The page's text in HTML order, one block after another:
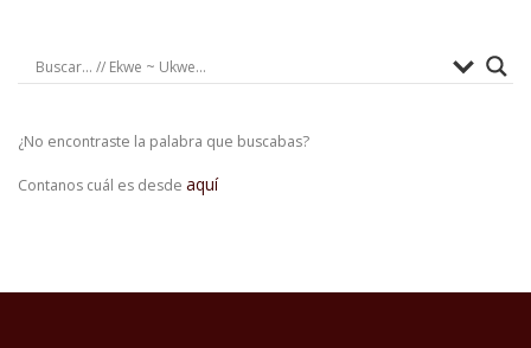
¿No encontraste la palabra que buscabas?
Contanos cuál es desde aquí